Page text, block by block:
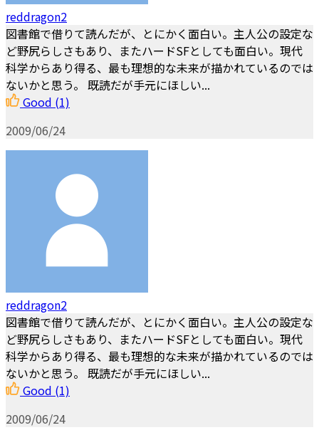
reddragon2
図書館で借りて読んだが、とにかく面白い。主人公の設定な
ど野尻らしさもあり、またハードSFとしても面白い。現代
科学からあり得る、最も理想的な未来が描かれているのでは
ないかと思う。 既読だが手元にほしい...
Good (1)
2009/06/24
reddragon2
図書館で借りて読んだが、とにかく面白い。主人公の設定な
ど野尻らしさもあり、またハードSFとしても面白い。現代
科学からあり得る、最も理想的な未来が描かれているのでは
ないかと思う。 既読だが手元にほしい...
Good (1)
2009/06/24